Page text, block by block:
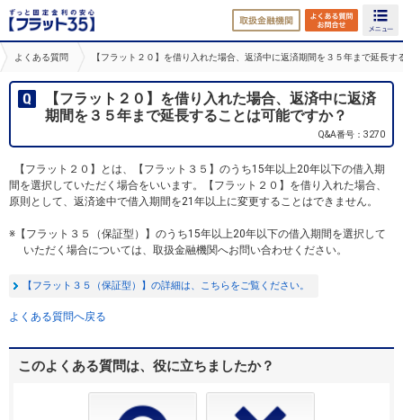
取扱金融機関 よくあ
よくある質問 【フラット２０】を借り入れた場合、返済中に返済期間を３５年まで延長す
【フラット２０】を借り入れた場合、返済中に返済
期間を３５年まで延長することは可能ですか？
Q&A番号：3270
【フラット２０】とは、【フラット３５】のうち15年以上20年以下の借入期
間を選択していただく場合をいいます。【フラット２０】を借り入れた場合、
原則として、返済途中で借入期間を21年以上に変更することはできません。
※【フラット３５（保証型）】のうち15年以上20年以下の借入期間を選択して
いただく場合については、取扱金融機関へお問い合わせください。
【フラット３５（保証型）】の詳細は、こちらをご覧ください。
よくある質問へ戻る
このよくある質問は、役に立ちましたか？